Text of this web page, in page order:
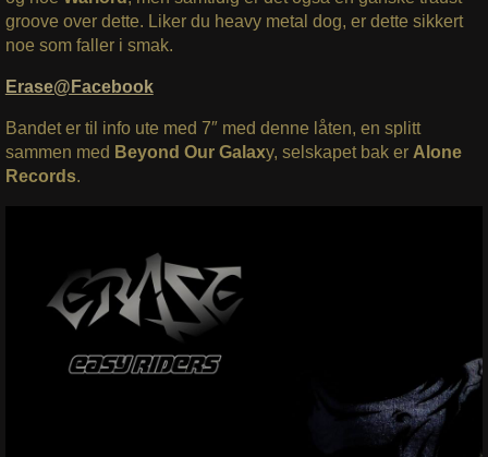
groove over dette. Liker du heavy metal dog, er dette sikkert
noe som faller i smak.
Erase@Facebook
Bandet er til info ute med 7″ med denne låten, en splitt
sammen med Beyond Our Galaxy, selskapet bak er Alone
Records.